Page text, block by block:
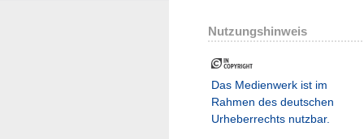
Nutzungshinweis
Das Medienwerk ist im
Rahmen des deutschen
Urheberrechts nutzbar.